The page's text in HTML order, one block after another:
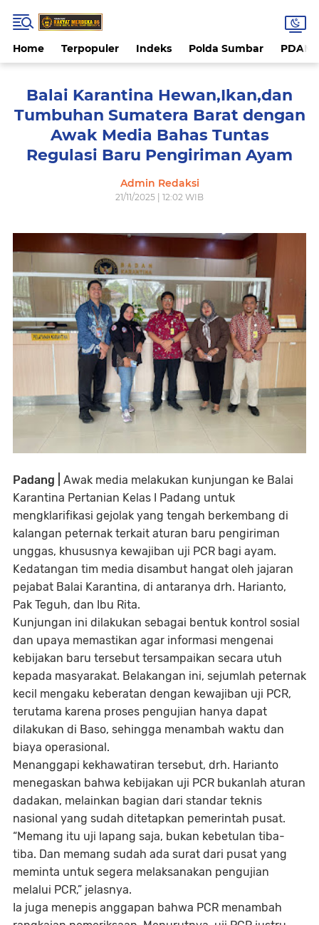
Home Terpopuler Indeks Polda Sumbar PDAM
Balai Karantina Hewan,Ikan,dan
Tumbuhan Sumatera Barat dengan
Awak Media Bahas Tuntas
Regulasi Baru Pengiriman Ayam
Admin Redaksi
21/11/2025 | 12:02 WIB
Padang | Awak media melakukan kunjungan ke Balai
Karantina Pertanian Kelas I Padang untuk
mengklarifikasi gejolak yang tengah berkembang di
kalangan peternak terkait aturan baru pengiriman
unggas, khususnya kewajiban uji PCR bagi ayam.
Kedatangan tim media disambut hangat oleh jajaran
pejabat Balai Karantina, di antaranya drh. Harianto,
Pak Teguh, dan Ibu Rita.
Kunjungan ini dilakukan sebagai bentuk kontrol sosial
dan upaya memastikan agar informasi mengenai
kebijakan baru tersebut tersampaikan secara utuh
kepada masyarakat. Belakangan ini, sejumlah peternak
kecil mengaku keberatan dengan kewajiban uji PCR,
terutama karena proses pengujian hanya dapat
dilakukan di Baso, sehingga menambah waktu dan
biaya operasional.
Menanggapi kekhawatiran tersebut, drh. Harianto
menegaskan bahwa kebijakan uji PCR bukanlah aturan
dadakan, melainkan bagian dari standar teknis
nasional yang sudah ditetapkan pemerintah pusat.
“Memang itu uji lapang saja, bukan kebetulan tiba-
tiba. Dan memang sudah ada surat dari pusat yang
meminta untuk segera melaksanakan pengujian
melalui PCR,” jelasnya.
Ia juga menepis anggapan bahwa PCR menambah